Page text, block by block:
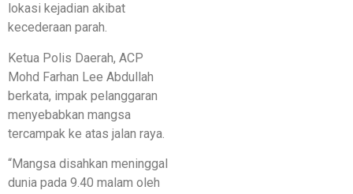
lokasi kejadian akibat
kecederaan parah.
Ketua Polis Daerah, ACP
Mohd Farhan Lee Abdullah
berkata, impak pelanggaran
menyebabkan mangsa
tercampak ke atas jalan raya.
“Mangsa disahkan meninggal
dunia pada 9.40 malam oleh